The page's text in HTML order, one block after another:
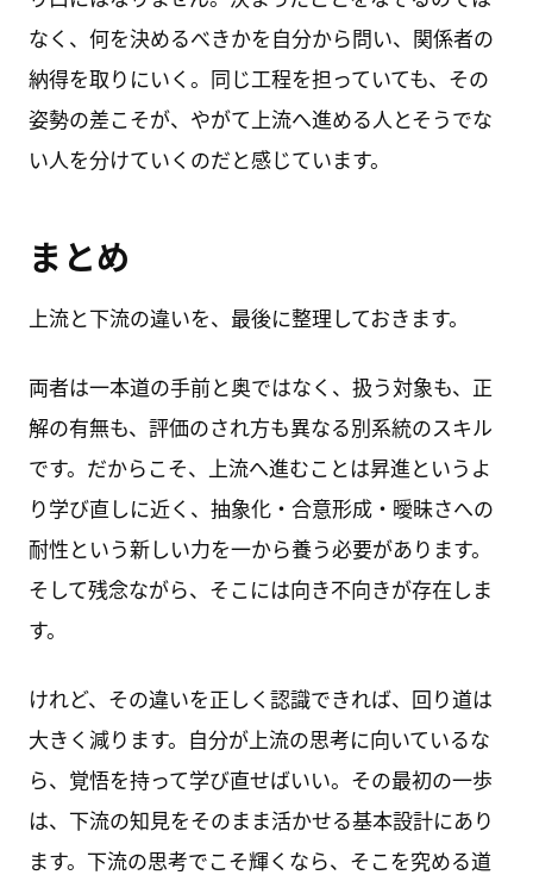
なく、何を決めるべきかを自分から問い、関係者の
納得を取りにいく。同じ工程を担っていても、その
姿勢の差こそが、やがて上流へ進める人とそうでな
い人を分けていくのだと感じています。
まとめ
上流と下流の違いを、最後に整理しておきます。
両者は一本道の手前と奥ではなく、扱う対象も、正
解の有無も、評価のされ方も異なる別系統のスキル
です。だからこそ、上流へ進むことは昇進というよ
り学び直しに近く、抽象化・合意形成・曖昧さへの
耐性という新しい力を一から養う必要があります。
そして残念ながら、そこには向き不向きが存在しま
す。
けれど、その違いを正しく認識できれば、回り道は
大きく減ります。自分が上流の思考に向いているな
ら、覚悟を持って学び直せばいい。その最初の一歩
は、下流の知見をそのまま活かせる基本設計にあり
ます。下流の思考でこそ輝くなら、そこを究める道